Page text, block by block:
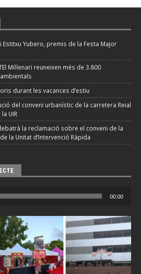
Estitxu Yubero, premis de la Festa Major
Mil·lenari reuneixen més de 3.800
durant les vacances d’estiu
del conveni urbanístic de la carretera Reial
UIR
la reclamació sobre el conveni de la
la Unitat d’Intervenció Ràpida
00:00